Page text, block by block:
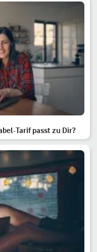
Tarif passt zu Dir?